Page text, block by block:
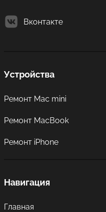
Вконтакте
Устройства
Ремонт Mac mini
Ремонт MacBook
Ремонт iPhone
Навигация
Главная